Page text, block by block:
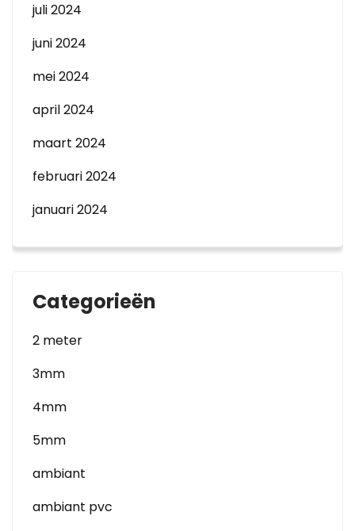
juli 2024
juni 2024
mei 2024
april 2024
maart 2024
februari 2024
januari 2024
Categorieën
2 meter
3mm
4mm
5mm
ambiant
ambiant pvc